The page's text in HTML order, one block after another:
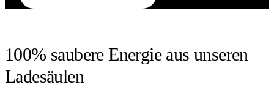
100% saubere Energie aus unseren
Ladesäulen